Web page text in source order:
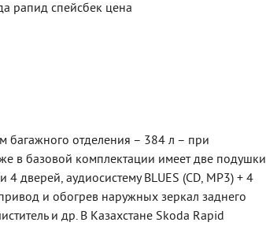
рапид спейсбек цена
багажного отделения – 384 л – при
в базовой комплектации имеет две подушки
дверей, аудиосистему BLUES (CD, MP3) + 4
и обогрев наружных зеркал заднего
и др. В Казахстане Skoda Rapid